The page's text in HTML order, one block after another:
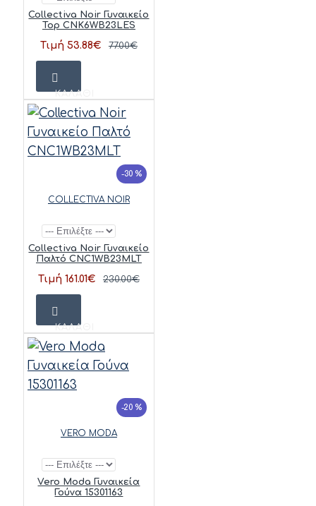
Collectiva Noir Γυναικείο
Top CNK6WB23LES
Τιμή 53.88€ 77.00€
ΚΑΛΆΘΙ
-30 %
COLLECTIVA NOIR
Collectiva Noir Γυναικείο
Παλτό CNC1WB23MLT
Τιμή 161.01€ 230.00€
ΚΑΛΆΘΙ
-20 %
VERO MODA
Vero Moda Γυναικεία
Γούνα 15301163